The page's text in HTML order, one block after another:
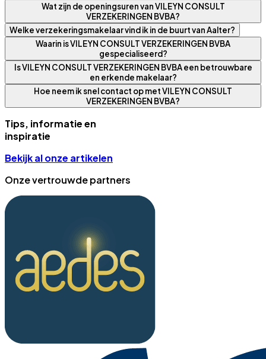
Wat zijn de openingsuren van VILEYN CONSULT
VERZEKERINGEN BVBA?
Welke verzekeringsmakelaar vind ik in de buurt van Aalter?
Waarin is VILEYN CONSULT VERZEKERINGEN BVBA
gespecialiseerd?
Is VILEYN CONSULT VERZEKERINGEN BVBA een betrouwbare
en erkende makelaar?
Hoe neem ik snel contact op met VILEYN CONSULT
VERZEKERINGEN BVBA?
Tips, informatie en
inspiratie
Bekijk al onze artikelen
Onze vertrouwde partners